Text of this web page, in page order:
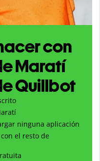
con
Maratí
Quillbot
ninguna aplicación
el resto de